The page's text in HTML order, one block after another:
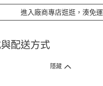
進入廠商專店逛逛，湊免運
配送方式
隱藏